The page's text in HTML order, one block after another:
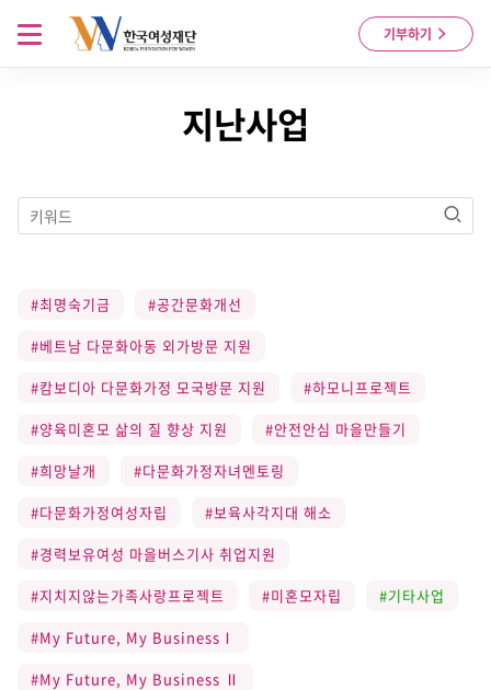
Skip to content
기부하기
메뉴 열기
지난사업
검색
#최명숙기금
#공간문화개선
#베트남 다문화아동 외가방문 지원
#캄보디아 다문화가정 모국방문 지원
#하모니프로젝트
#양육미혼모 삶의 질 향상 지원
#안전안심 마을만들기
#희망날개
#다문화가정자녀멘토링
#다문화가정여성자립
#보육사각지대 해소
#경력보유여성 마을버스기사 취업지원
#지치지않는가족사랑프로젝트
#미혼모자립
#기타사업
#My Future, My BusinessⅠ
#My Future, My Business Ⅱ